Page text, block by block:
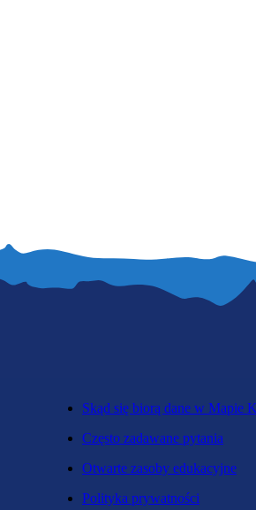
Skąd się biorą dane w Mapie
Często zadawane pytania
Otwarte zasoby edukacyjne
Polityka prywatności